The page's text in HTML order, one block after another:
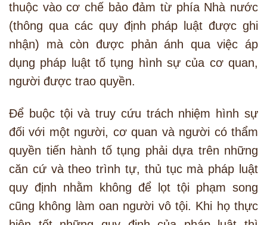
thuộc vào cơ chế bảo đảm từ phía Nhà nước
(thông qua các quy định pháp luật được ghi
nhận) mà còn được phản ánh qua việc áp
dụng pháp luật tố tụng hình sự của cơ quan,
người được trao quyền.
Để buộc tội và truy cứu trách nhiệm hình sự
đối với một người, cơ quan và người có thẩm
quyền tiến hành tố tụng phải dựa trên những
căn cứ và theo trình tự, thủ tục mà pháp luật
quy định nhằm không để lọt tội phạm song
cũng không làm oan người vô tội. Khi họ thực